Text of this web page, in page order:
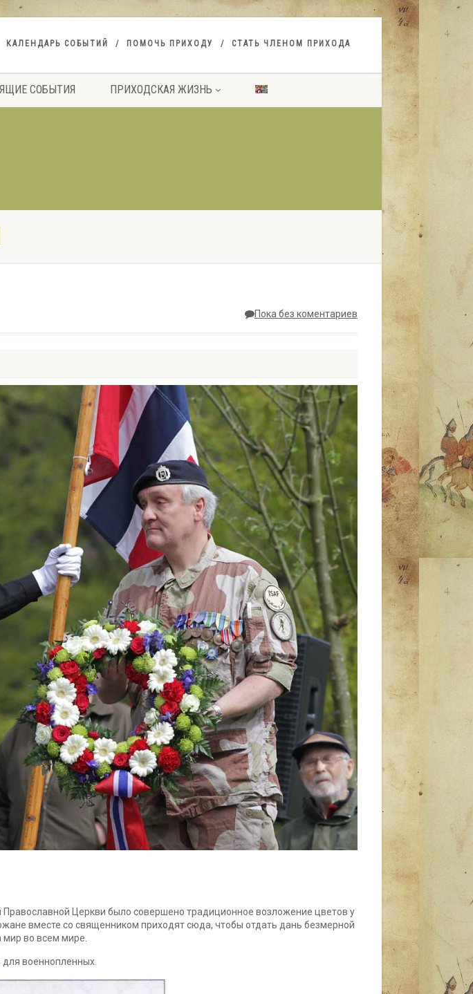
КАЛЕНДАРЬ СОБЫТИЙ ПОМОЧЬ ПРИХОДУ СТАТЬ ЧЛЕНОМ ПРИХОДА
СОБЫТИЯ ПРИХОДСКАЯ ЖИЗНЬ
Пока без коментариев
Церкви было совершено традиционное возложение цветов у
вместе со священником приходят сюда, чтобы отдать дань безмерной
мир во всем мире.
военнопленных.